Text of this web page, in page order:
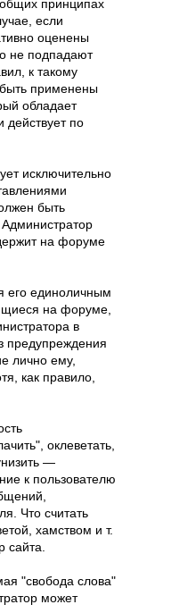
принципах
если
оценены
не подпадают
к такому
быть применены
обладает
по
исключительно
быть
на форуме
его единоличным
на форуме,
в
предупреждения
лично ему,
как правило,
оклеветать,
—
к пользователю
Что считать
хамством и т.
сайта.
"свобода слова"
может